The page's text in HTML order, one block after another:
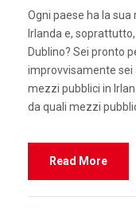
Ogni paese ha la
Irlanda e,
Dublino? Sei pronto
improvvisamente sei
mezzi pubblici in
da quali mezzi
Read More